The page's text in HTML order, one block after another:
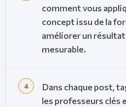
comment vous
concept issu de la
améliorer un
mesurable.
Dans chaque post,
les professeurs clés